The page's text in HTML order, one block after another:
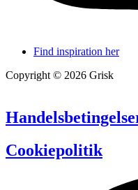
Find inspiration her
Copyright © 2026 Grisk
Cookiepolitik